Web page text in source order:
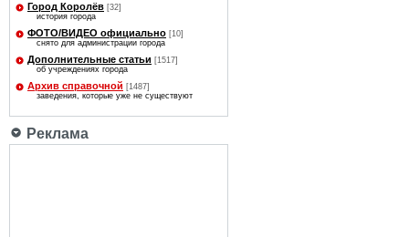
Город Королёв [32]
история города
ФОТО/ВИДЕО официально [10]
снято для администрации города
Дополнительные статьи [1517]
об учреждениях города
Архив справочной [1487]
заведения, которые уже не существуют
Реклама